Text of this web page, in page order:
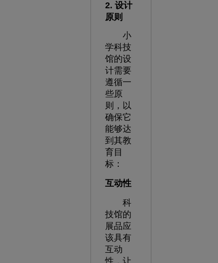
2. 设计
原则
小
学科技
馆的设
计需要
遵循一
些原
则，以
确保它
能够达
到其教
育目
标：
互动性
科
技馆的
展品应
该具有
互动
性，让